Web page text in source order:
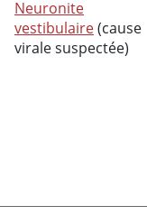
Neuronite
vestibulaire(cause
virale suspectée)